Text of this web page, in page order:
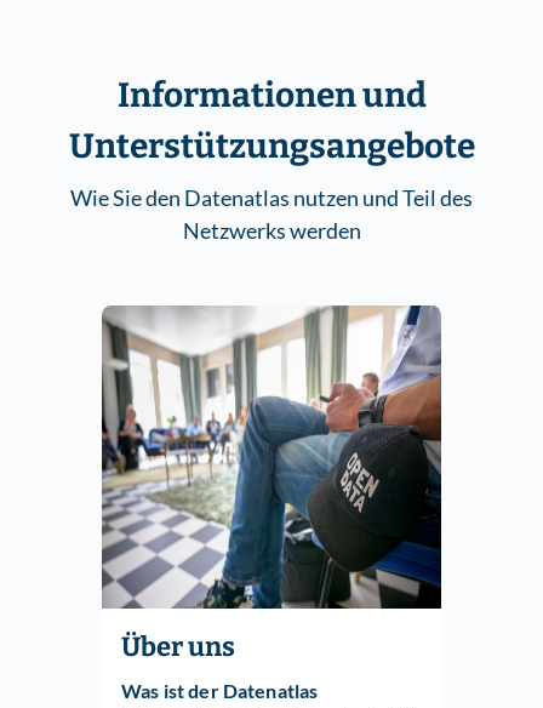
Informationen und
Unterstützungsangebote
Wie Sie den Datenatlas nutzen und Teil des
Netzwerks werden
Über uns
Was ist der Datenatlas